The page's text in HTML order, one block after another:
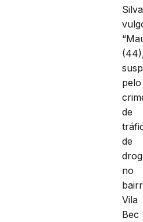
pelo
de
de
no
Vila
Bec